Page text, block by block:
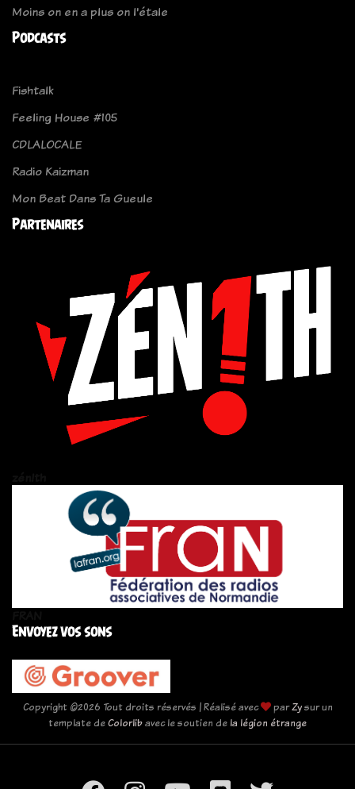
Moins on en a plus on l'étale
Podcasts
Fishtalk
Feeling House #105
CDLALOCALE
Radio Kaizman
Mon Beat Dans Ta Gueule
Partenaires
Envoyez vos sons
Copyright ©2026 Tout droits réservés | Réalisé avec parZysur un
template deColorlibavec le soutien de la légion étrange